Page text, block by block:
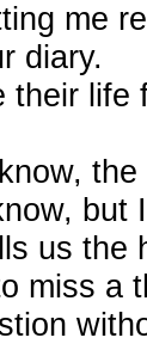
me
diary.
their life
but
us the
miss a